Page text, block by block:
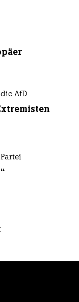
AfD